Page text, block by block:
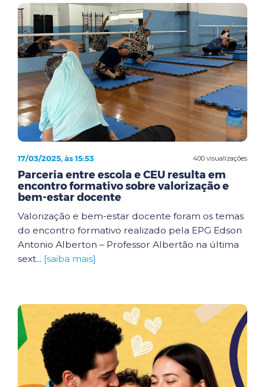
400 visualizações
17/03/2025, às 15:53
Parceria entre escola e CEU resulta em
encontro formativo sobre valorização e
bem-estar docente
Valorização e bem-estar docente foram os temas
do encontro formativo realizado pela EPG Edson
Antonio Alberton – Professor Albertão na última
sext... [saiba mais]